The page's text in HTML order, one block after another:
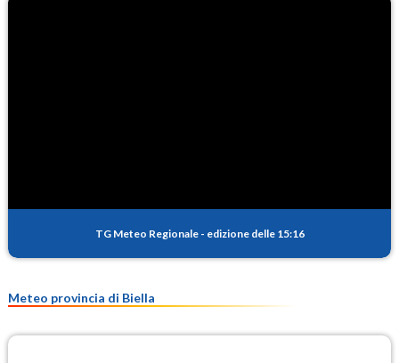
PM25
TG Meteo Regionale - edizione delle 15:16
Meteo provincia di Biella